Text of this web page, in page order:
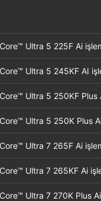
Ultra 5 225F Ai
Ultra 5 245KF AI
Ultra 5 250KF Plus
Ultra 5 250K Plus
Ultra 7 265F Ai
Ultra 7 265KF Ai
Ultra 7 270K Plus